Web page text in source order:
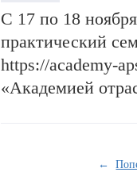
С 17 по 18
практический
https://academy-
«Академией
←